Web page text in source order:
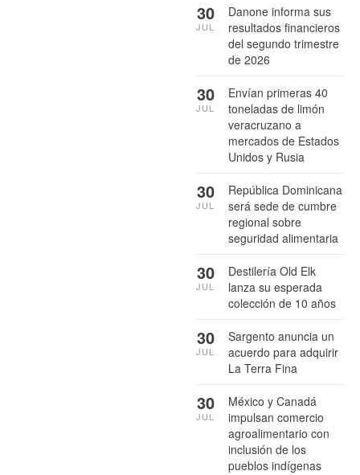
Danone informa sus
resultados financieros
del segundo trimestre
de 2026
30
JUL
Envían primeras 40
toneladas de limón
veracruzano a
mercados de Estados
Unidos y Rusia
30
JUL
República Dominicana
será sede de cumbre
regional sobre
seguridad alimentaria
30
JUL
Destilería Old Elk
lanza su esperada
colección de 10 años
30
JUL
Sargento anuncia un
acuerdo para adquirir
La Terra Fina
30
JUL
México y Canadá
impulsan comercio
agroalimentario con
inclusión de los
pueblos indígenas
30
JUL